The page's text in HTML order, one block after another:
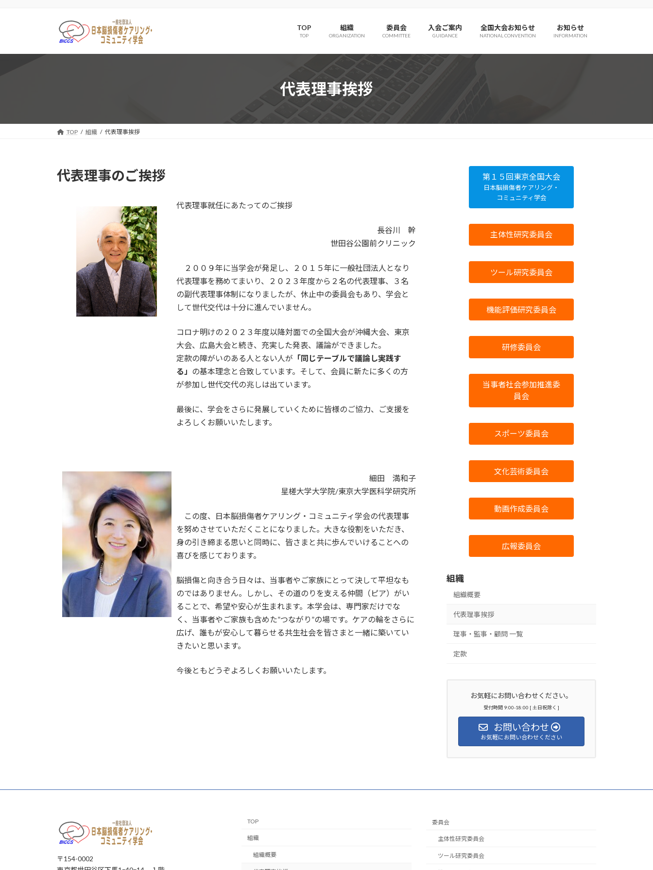
ツ
シ
TOP
TOP
組織
ORGANIZATION
委員会
COMMITTEE
入会ご案内
GUIDANCE
全国大会お知らせ
NATIONAL CONVENTION
お知らせ
INFORMATION
代表理事挨拶
TOP 組織 代表理事挨拶
代表理事のご挨拶
代表理事就任にあたってのご挨拶
長谷川 幹
世田谷公園前クリニック
２００９年に当学会が発足し、２０１５年に一般社団法人となり
代表理事を務めてまいり、２０２３年度から２名の代表理事、３名
の副代表理事体制になりましたが、休止中の委員会もあり、学会と
して世代交代は十分に進んでいません。
コロナ明けの２０２３年度以降対面での全国大会が沖縄大会、東京
大会、広島大会と続き、充実した発表、議論ができました。
定款の障がいのある人とない人が 「同じテーブルで議論し実践す
る」 の基本理念と合致しています。そして、会員に新たに多くの方
が参加し世代交代の兆しは出ています。
最後に、学会をさらに発展していくために皆様のご協力、ご支援を
よろしくお願いいたします。
細田 満和子
星槎大学大学院/東京大学医科学研究所
この度、日本脳損傷者ケアリング・コミュニティ学会の代表理事
を努めさせていただくことになりました。大きな役割をいただき、
身の引き締まる思いと同時に、皆さまと共に歩んでいけることへの
喜びを感じております。
脳損傷と向き合う日々は、当事者やご家族にとって決して平坦なも
のではありません。しかし、その道のりを支える仲間（ピア）がい
ることで、希望や安心が生まれます。本学会は、専門家だけでな
く、当事者やご家族も含めた”つながり”の場です。ケアの輪をさらに
広げ、誰もが安心して暮らせる共生社会を皆さまと一緒に築いてい
きたいと思います。
今後ともどうぞよろしくお願いいたします。
第１５回東京全国大会
日本脳損傷者ケアリング・
コミュニティ学会
主体性研究委員会
ツール研究委員会
機能評価研究委員会
研修委員会
当事者社会参加推進委
員会
スポーツ委員会
文化芸術委員会
動画作成委員会
広報委員会
組織
組織概要
代表理事挨拶
理事・監事・顧問 一覧
定款
お気軽にお問い合わせください。
受付時間 9:00-18:00 [ 土日祝除く ]
お問い合わせ
お気軽にお問い合わせください
〒154-0002
TOP
組織
組織概要
委員会
主体性研究委員会
ツール研究委員会